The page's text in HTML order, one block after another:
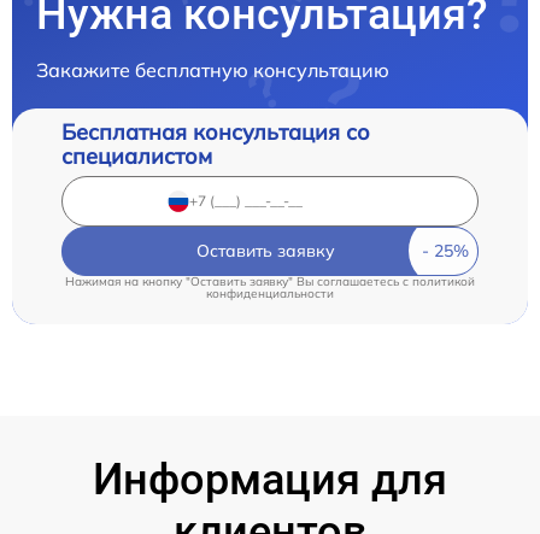
Нужна консультация?
Закажите бесплатную консультацию
Бесплатная консультация со
специалистом
Оставить заявку
Нажимая на кнопку "Оставить заявку" Вы соглашаетесь cполитикой
конфиденциальности
Информация для